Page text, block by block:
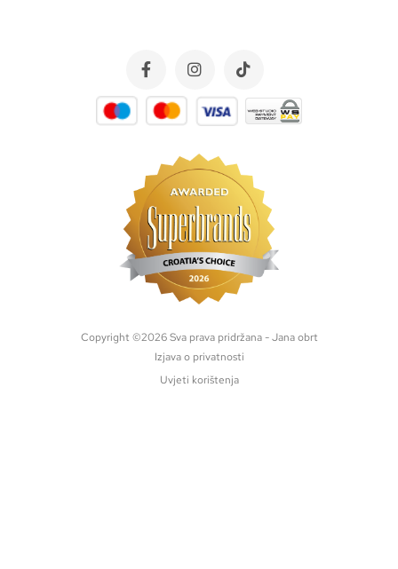
Copyright ©2026 Sva prava pridržana - Jana obrt
Izjava o privatnosti
Uvjeti korištenja